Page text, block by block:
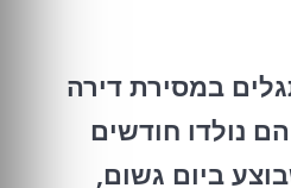
במסירת דירה
נולדו חודשים
ביום גשום,